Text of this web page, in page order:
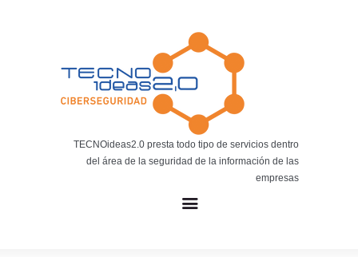
TECNOideas2.0 presta todo tipo de servicios dentro
del área de la seguridad de la información de las
empresas
BLOG TECNOIDEAS
Noticias tecnológicas.